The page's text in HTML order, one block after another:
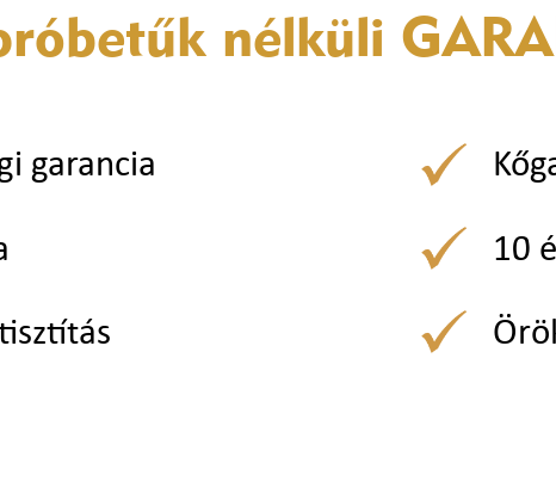
nélküli
garancia
10